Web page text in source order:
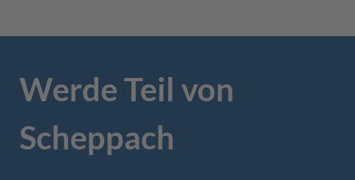
Werde Teil von
Scheppach